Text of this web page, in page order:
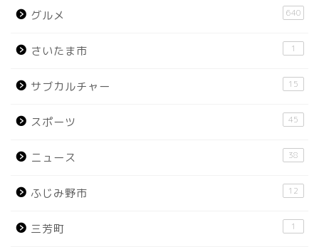
グルメ 640
さいたま市 1
サブカルチャー 15
スポーツ 45
ニュース 38
ふじみ野市 12
三芳町 1